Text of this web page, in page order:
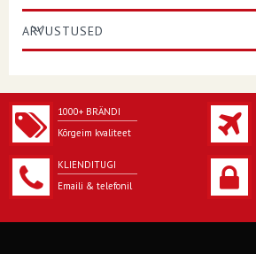
ARVUSTUSED
1000+ BRÄNDI
Kõrgeim kvaliteet
KLIENDITUGI
Emaili & telefonil